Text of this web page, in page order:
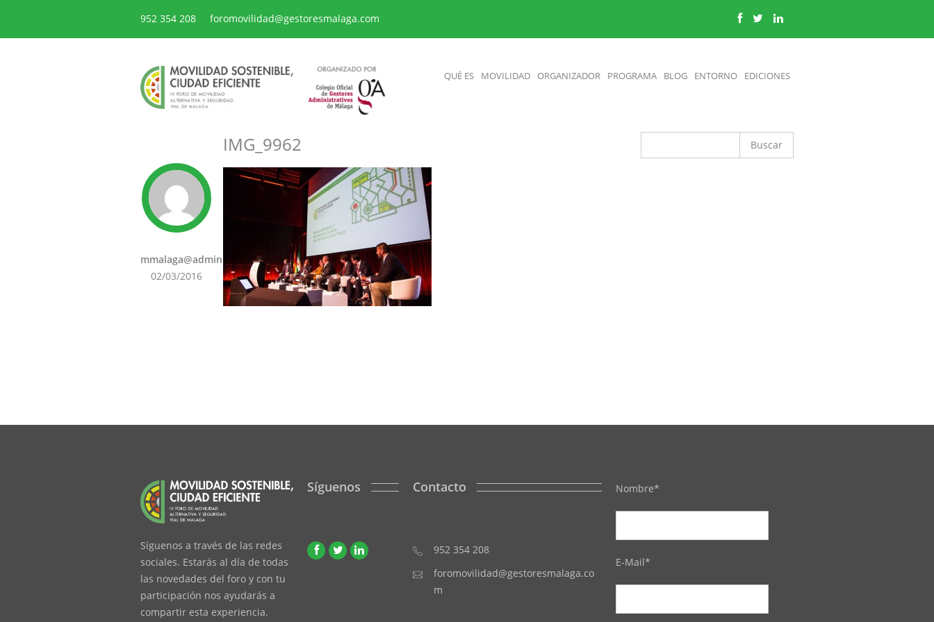
952 354 208 foromovilidad@gestoresmalaga.com
QUÉ ES MOVILIDAD ORGANIZADOR PROGRAMA BLOG ENTORNO EDICIONES
mmalaga@admin
02/03/2016
IMG_9962
Síguenos a través de las redes
sociales. Estarás al día de todas
las novedades del foro y con tu
participación nos ayudarás a
compartir esta experiencia.
Síguenos Contacto
952 354 208
foromovilidad@gestoresmalaga.co
m
Nombre*
E-Mail*